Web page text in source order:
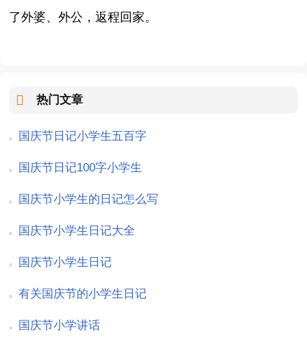
了外婆、外公，返程回家。
热门文章
国庆节日记小学生五百字
国庆节日记100字小学生
国庆节小学生的日记怎么写
国庆节小学生日记大全
国庆节小学生日记
有关国庆节的小学生日记
国庆节小学讲话